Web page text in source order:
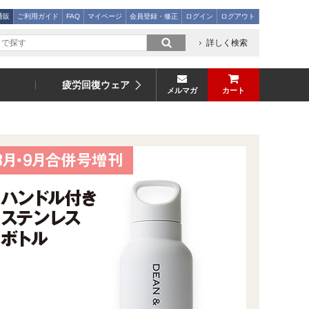
販 ご利用ガイド FAQ マイページ 会員登録・修正 ログイン ログアウト
詳しく検索
疲労回復ウェア メルマガ カート